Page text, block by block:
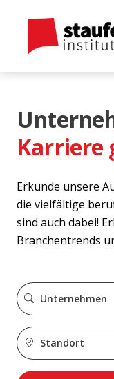
Karriere
Erkunde unsere
die vielfältige
sind auch dabei!
Branchentrends